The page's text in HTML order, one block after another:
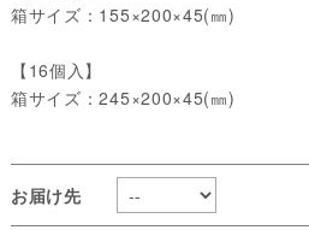
箱サイズ：155×200×45(㎜)
【16個入】
箱サイズ：245×200×45(㎜)
お届け先